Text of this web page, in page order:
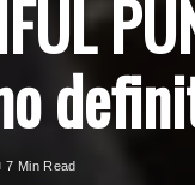
7 Min Read